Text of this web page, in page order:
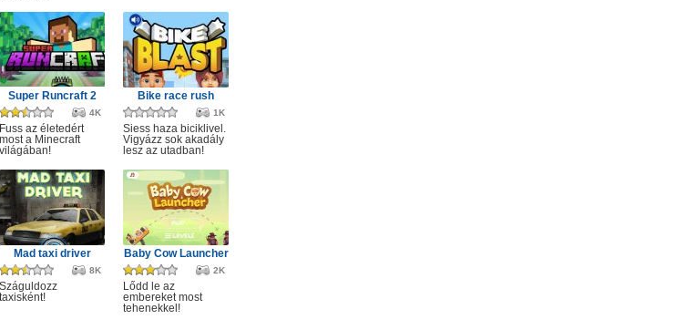
Super Runcraft 2
4K
Fuss az életedért
most a Minecraft
világában!
Bike race rush
1K
Siess haza biciklivel.
Vigyázz sok akadály
lesz az utadban!
Mad taxi driver
8K
Száguldozz
taxisként!
Baby Cow Launcher
2K
Lődd le az
embereket most
tehenekkel!